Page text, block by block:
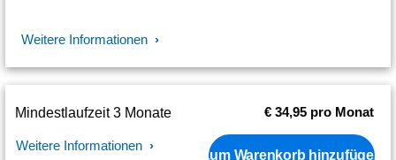
Weitere Informationen
Mindestlaufzeit 3 Monate
Weitere Informationen
€ 34,95 pro Monat
Zum Warenkorb hinzufügen